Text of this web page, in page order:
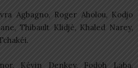
Agbagno, Roger Aholou, Kodjo
Thibault Klidjè, Khaled Narey,
Kévin Denkey, Fodoh Laba,